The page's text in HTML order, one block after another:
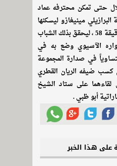
حتى تمكن محترفه عماد
مينيغازو ليسكنها
الشباك هدف شبابي في الدقيقة 58 ، ليحقق بذلك الشباب
الآسيوي وضع به في
في صدارة المجموعة
كسب ضيفه الريان القطري
لقاءهما على ستاد الشيخ
أبو ظبي .
على هذا الخبر